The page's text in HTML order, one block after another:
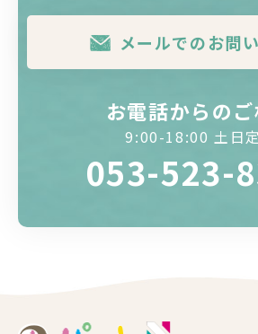
メールでのお問
お電話からの
9:00-18:00 土日
053-523-